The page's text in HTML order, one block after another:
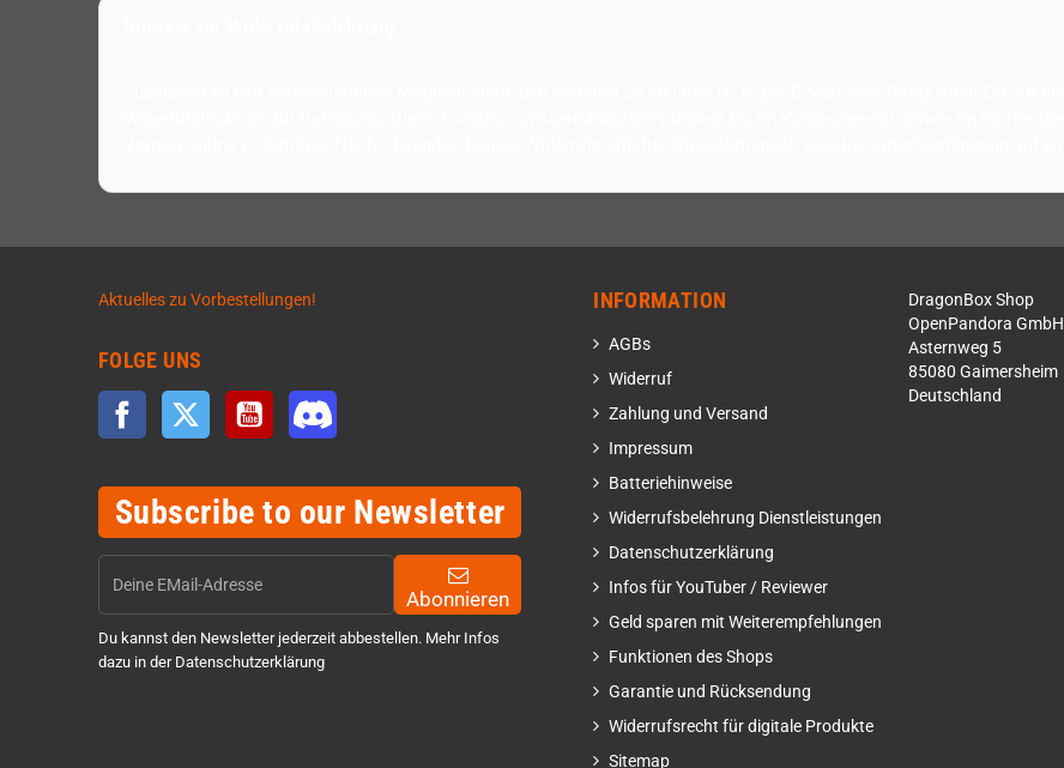
Aktuelles zu Vorbestellungen!
FOLGE UNS
Facebook Twitter YouTube
Subscribe to our Newsletter
Abonnieren
Du kannst den Newsletter jederzeit abbestellen. Mehr Infos
dazu in der Datenschutzerklärung
INFORMATION
AGBs
Widerruf
Zahlung und Versand
Impressum
Batteriehinweise
Widerrufsbelehrung Dienstleistungen
Datenschutzerklärung
Infos für YouTuber / Reviewer
Geld sparen mit Weiterempfehlungen
Funktionen des Shops
Garantie und Rücksendung
Widerrufsrecht für digitale Produkte
Sitemap
DragonBox Shop
OpenPandora GmbH
Asternweg 5
85080 Gaimersheim
Deutschland